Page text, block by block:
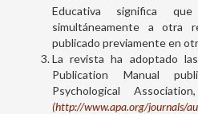
Educativa significa
simultáneamente a
publicado previamente en
La revista ha adoptado
Publication Manual
Psychological
(http://www.apa.org/journals/